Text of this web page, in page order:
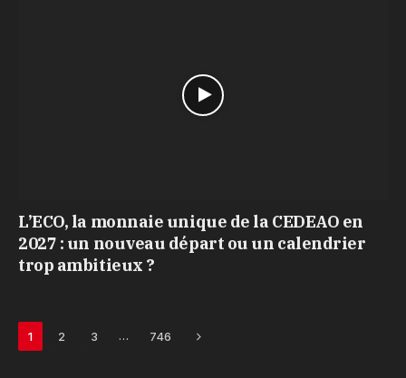
L’ECO, la monnaie unique de la CEDEAO en
2027 : un nouveau départ ou un calendrier
trop ambitieux ?
1 2 3 … 746 Next